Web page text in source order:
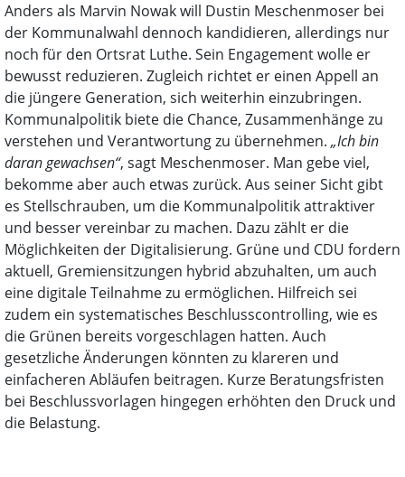
Anders als Marvin Nowak will Dustin Meschenmoser bei
der Kommunalwahl dennoch kandidieren, allerdings nur
noch für den Ortsrat Luthe. Sein Engagement wolle er
bewusst reduzieren. Zugleich richtet er einen Appell an
die jüngere Generation, sich weiterhin einzubringen.
Kommunalpolitik biete die Chance, Zusammenhänge zu
verstehen und Verantwortung zu übernehmen. „Ich bin
daran gewachsen“, sagt Meschenmoser. Man gebe viel,
bekomme aber auch etwas zurück. Aus seiner Sicht gibt
es Stellschrauben, um die Kommunalpolitik attraktiver
und besser vereinbar zu machen. Dazu zählt er die
Möglichkeiten der Digitalisierung. Grüne und CDU fordern
aktuell, Gremiensitzungen hybrid abzuhalten, um auch
eine digitale Teilnahme zu ermöglichen. Hilfreich sei
zudem ein systematisches Beschlusscontrolling, wie es
die Grünen bereits vorgeschlagen hatten. Auch
gesetzliche Änderungen könnten zu klareren und
einfacheren Abläufen beitragen. Kurze Beratungsfristen
bei Beschlussvorlagen hingegen erhöhten den Druck und
die Belastung.